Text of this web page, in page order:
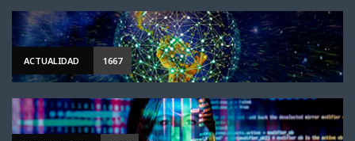
ACTUALIDAD 1667